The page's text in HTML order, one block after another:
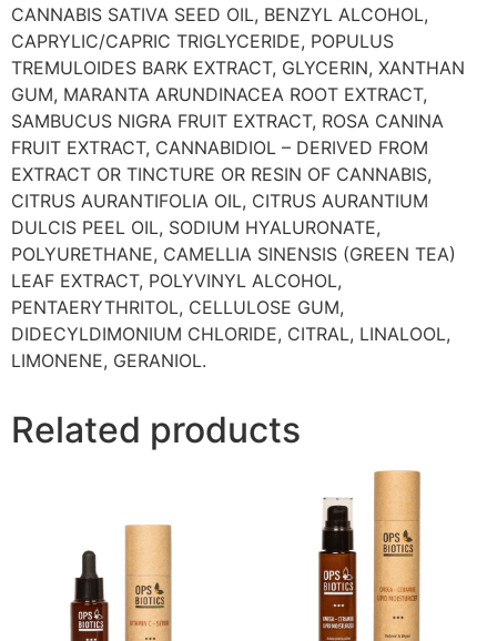
CANNABIS SATIVA SEED OIL, BENZYL ALCOHOL,
CAPRYLIC/CAPRIC TRIGLYCERIDE, POPULUS
TREMULOIDES BARK EXTRACT, GLYCERIN, XANTHAN
GUM, MARANTA ARUNDINACEA ROOT EXTRACT,
SAMBUCUS NIGRA FRUIT EXTRACT, ROSA CANINA
FRUIT EXTRACT, CANNABIDIOL – DERIVED FROM
EXTRACT OR TINCTURE OR RESIN OF CANNABIS,
CITRUS AURANTIFOLIA OIL, CITRUS AURANTIUM
DULCIS PEEL OIL, SODIUM HYALURONATE,
POLYURETHANE, CAMELLIA SINENSIS (GREEN TEA)
LEAF EXTRACT, POLYVINYL ALCOHOL,
PENTAERYTHRITOL, CELLULOSE GUM,
DIDECYLDIMONIUM CHLORIDE, CITRAL, LINALOOL,
LIMONENE, GERANIOL.
Related products